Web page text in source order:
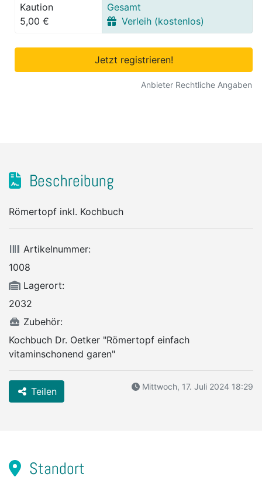
Kaution
5,00 €
Gesamt
Verleih (kostenlos)
Jetzt registrieren!
Anbieter Rechtliche Angaben
Beschreibung
Römertopf inkl. Kochbuch
Artikelnummer:
1008
Lagerort:
2032
Zubehör:
Kochbuch Dr. Oetker "Römertopf einfach
vitaminschonend garen"
Teilen Mittwoch, 17. Juli 2024 18:29
Standort